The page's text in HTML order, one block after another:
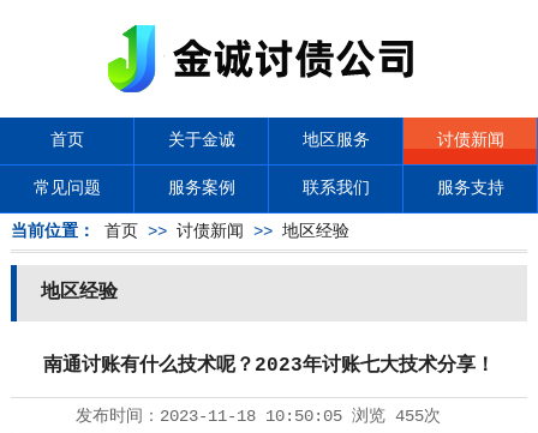
首页 关于金诚 地区服务 讨债新闻
常见问题 服务案例 联系我们 服务支持
当前位置： 首页 >> 讨债新闻 >> 地区经验
地区经验
南通讨账有什么技术呢？2023年讨账七大技术分享！
发布时间： 2023-11-18 10:50:05浏览 455次